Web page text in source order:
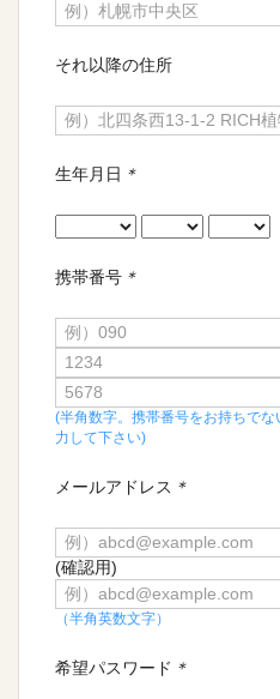
それ以降の住所
生年月日 ＊
携帯番号 ＊
(半角数字。携帯番号をお持ちで
力して下さい)
メールアドレス ＊
(確認用)
（半角英数文字）
希望パスワード ＊